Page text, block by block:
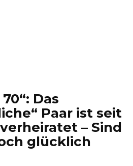
Das
Paar ist seit
– Sind
glücklich